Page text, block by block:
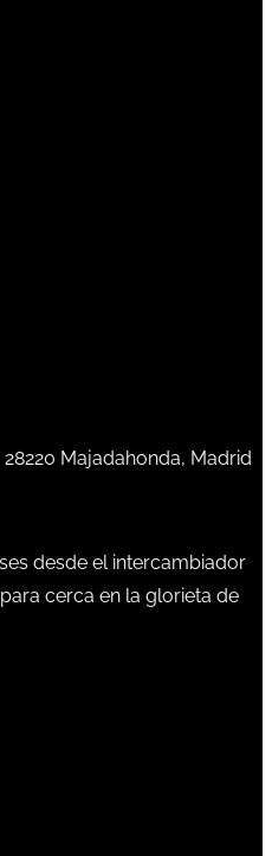
28220 Majadahonda, Madrid
desde el intercambiador
para cerca en la glorieta de